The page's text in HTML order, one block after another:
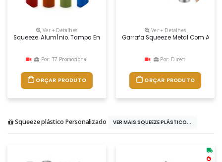
Ver + Detalhes
Squeeze. AlumÍnio. Tampa Em AÇo Inox. Capacidade: 500 Ml
Por: T7 Promocional
ORÇAR PRODUTO
Ver + Detalhes
Garrafa Squeeze Metal Com Alça
Por: Direct
ORÇAR PRODUTO
Squeeze plástico Personalizado VER MAIS SQUEEZE PLÁSTICO...